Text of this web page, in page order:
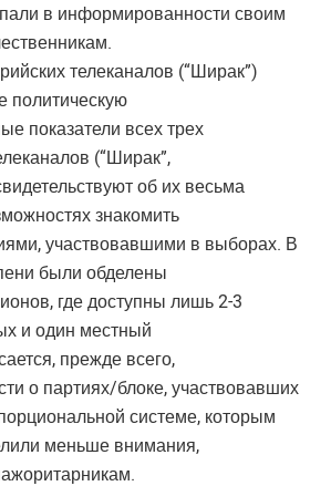
в информированности своим
телеканалов (“Ширак”)
политическую
показатели всех трех
(“Ширак”,
об их весьма
знакомить
участвовавшими в выборах. В
были обделены
где доступны лишь 2-3
и один местный
прежде всего,
о партиях/блоке, участвовавших
системе, которым
меньше внимания,